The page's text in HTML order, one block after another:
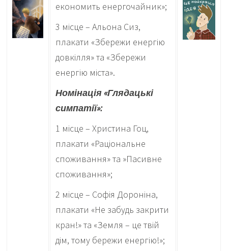
економить енергочайник»;
3 місце – Альона Сиз,
плакати «Збережи енергію
довкілля» та «Збережи
енергію міста».
Номінація «Глядацькі
симпатії»:
1 місце – Христина Гоц,
плакати «Раціональне
споживання» та »Пасивне
споживання»;
2 місце – Софія Дороніна,
плакати «Не забудь закрити
кран!» та «Земля – це твій
дім, тому бережи енергію!»;